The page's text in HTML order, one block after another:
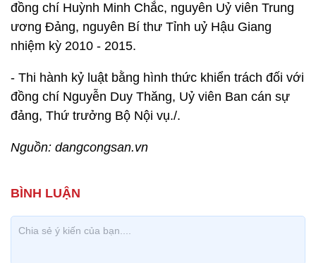
đồng chí Huỳnh Minh Chắc, nguyên Uỷ viên Trung
ương Đảng, nguyên Bí thư Tỉnh uỷ Hậu Giang
nhiệm kỳ 2010 - 2015.
- Thi hành kỷ luật bằng hình thức khiển trách đối với
đồng chí Nguyễn Duy Thăng, Uỷ viên Ban cán sự
đảng, Thứ trưởng Bộ Nội vụ./.
Nguồn: dangcongsan.vn